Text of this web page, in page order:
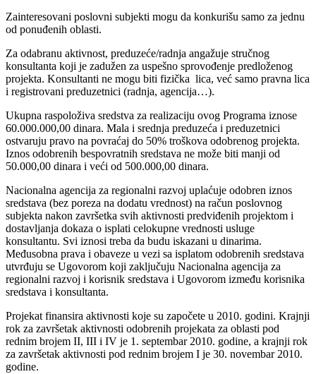
Zainteresovani poslovni subjekti mogu da konkurišu samo za jednu
od ponuđenih oblasti.
Za odabranu aktivnost, preduzeće/radnja angažuje stručnog
konsultanta koji je zadužen za uspešno sprovođenje predloženog
projekta. Konsultanti ne mogu biti fizička lica, već samo pravna lica
i registrovani preduzetnici (radnja, agencija…).
Ukupna raspoloživa sredstva za realizaciju ovog Programa iznose
60.000.000,00 dinara. Mala i srednja preduzeća i preduzetnici
ostvaruju pravo na povraćaj do 50% troškova odobrenog projekta.
Iznos odobrenih bespovratnih sredstava ne može biti manji od
50.000,00 dinara i veći od 500.000,00 dinara.
Nacionalna agencija za regionalni razvoj uplaćuje odobren iznos
sredstava (bez poreza na dodatu vrednost) na račun poslovnog
subjekta nakon završetka svih aktivnosti predviđenih projektom i
dostavljanja dokaza o isplati celokupne vrednosti usluge
konsultantu. Svi iznosi treba da budu iskazani u dinarima.
Međusobna prava i obaveze u vezi sa isplatom odobrenih sredstava
utvrđuju se Ugovorom koji zaključuju Nacionalna agencija za
regionalni razvoj i korisnik sredstava i Ugovorom između korisnika
sredstava i konsultanta.
Projekat finansira aktivnosti koje su započete u 2010. godini. Krajnji
rok za završetak aktivnosti odobrenih projekata za oblasti pod
rednim brojem II, III i IV je 1. septembar 2010. godine, a krajnji rok
za završetak aktivnosti pod rednim brojem I je 30. novembar 2010.
godine.